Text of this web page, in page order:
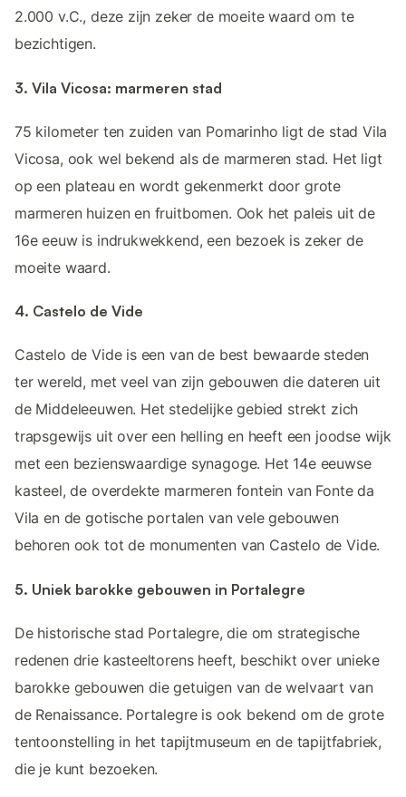
2.000 v.C., deze zijn zeker de moeite waard om te
bezichtigen.
3. Vila Vicosa: marmeren stad
75 kilometer ten zuiden van Pomarinho ligt de stad Vila
Vicosa, ook wel bekend als de marmeren stad. Het ligt
op een plateau en wordt gekenmerkt door grote
marmeren huizen en fruitbomen. Ook het paleis uit de
16e eeuw is indrukwekkend, een bezoek is zeker de
moeite waard.
4. Castelo de Vide
Castelo de Vide is een van de best bewaarde steden
ter wereld, met veel van zijn gebouwen die dateren uit
de Middeleeuwen. Het stedelijke gebied strekt zich
trapsgewijs uit over een helling en heeft een joodse wijk
met een bezienswaardige synagoge. Het 14e eeuwse
kasteel, de overdekte marmeren fontein van Fonte da
Vila en de gotische portalen van vele gebouwen
behoren ook tot de monumenten van Castelo de Vide.
5. Uniek barokke gebouwen in Portalegre
De historische stad Portalegre, die om strategische
redenen drie kasteeltorens heeft, beschikt over unieke
barokke gebouwen die getuigen van de welvaart van
de Renaissance. Portalegre is ook bekend om de grote
tentoonstelling in het tapijtmuseum en de tapijtfabriek,
die je kunt bezoeken.